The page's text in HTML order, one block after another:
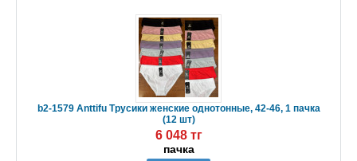
b2-1579 Anttifu Трусики женские однотонные, 42-46, 1 пачка
(12 шт)
6 048 тг
пачка